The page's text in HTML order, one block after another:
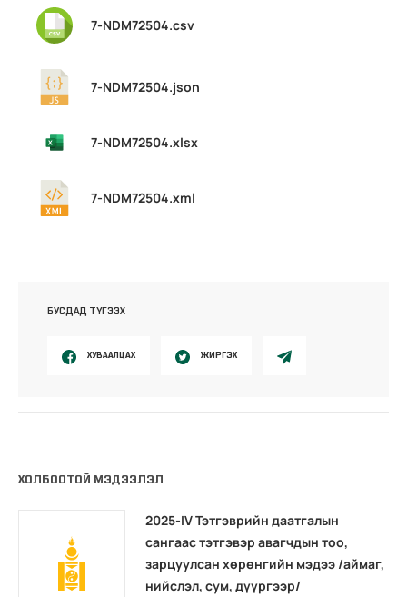
7-NDM72504.csv
7-NDM72504.json
7-NDM72504.xlsx
7-NDM72504.xml
БУСДАД ТҮГЭЭХ
ХУВААЛЦАХ ЖИРГЭХ
ХОЛБООТОЙ МЭДЭЭЛЭЛ
2025-IV Тэтгэврийн даатгалын
сангаас тэтгэвэр авагчдын тоо,
зарцуулсан хөрөнгийн мэдээ /аймаг,
нийслэл, сум, дүүргээр/